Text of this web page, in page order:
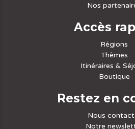
Nos
Accès
Régions
Thèmes
Itinéraires &
Boutique
Restez en
Nous
Notre